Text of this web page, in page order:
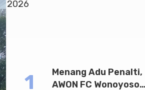
Menang Adu Penalti,
AWON FC Wonoyoso